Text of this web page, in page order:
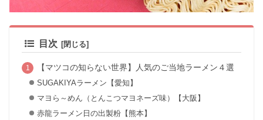
目次
【マツコの知らない世界】人気のご当地ラーメン４選
SUGAKIYAラーメン【愛知】
マヨら～めん（とんこつマヨネーズ味）【大阪】
赤龍ラーメン日の出製粉【熊本】